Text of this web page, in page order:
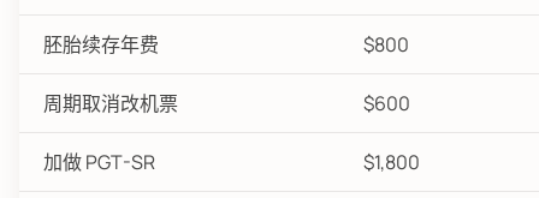
胚胎续存年费 $800
周期取消改机票 $600
加做 PGT-SR $1,800